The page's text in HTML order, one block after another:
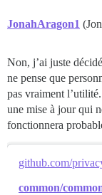
JonahAragon1
Non, j’ai juste
ne pense que
pas vraiment
une mise à jour qui
fonctionnera
github.com/
common/